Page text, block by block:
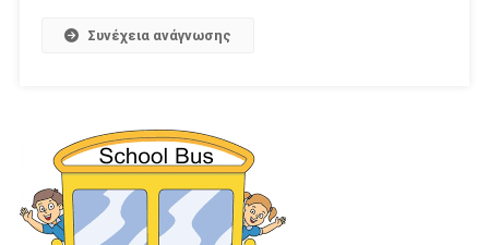
Συνέχεια ανάγνωσης